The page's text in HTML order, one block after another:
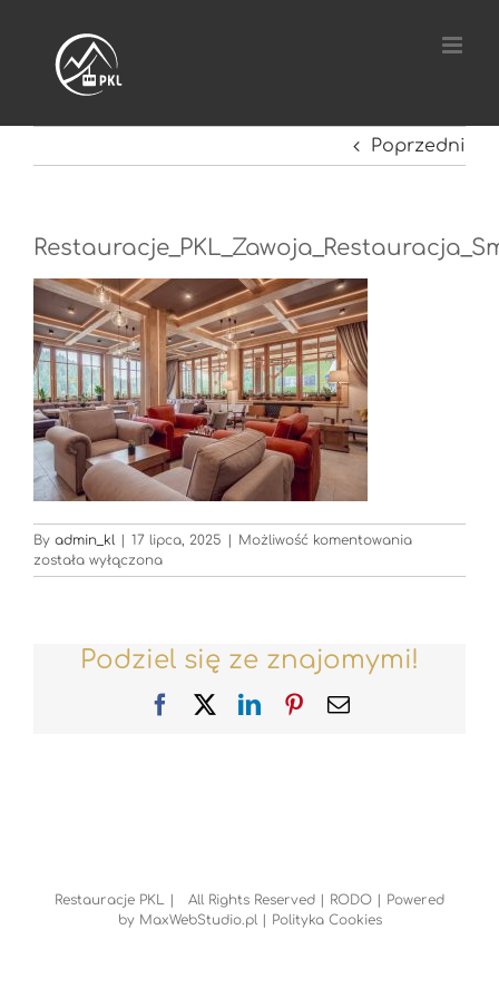
zawartości
Poprzedni
By admin_kl | 17 lipca, 2025 | Możliwość komentowania
została wyłączona
Podziel się ze znajomymi!
FacebookLinkedInPinterest
Email
Restauracje PKL | All Rights Reserved | RODO | Powered
by MaxWebStudio.pl| Polityka Cookies